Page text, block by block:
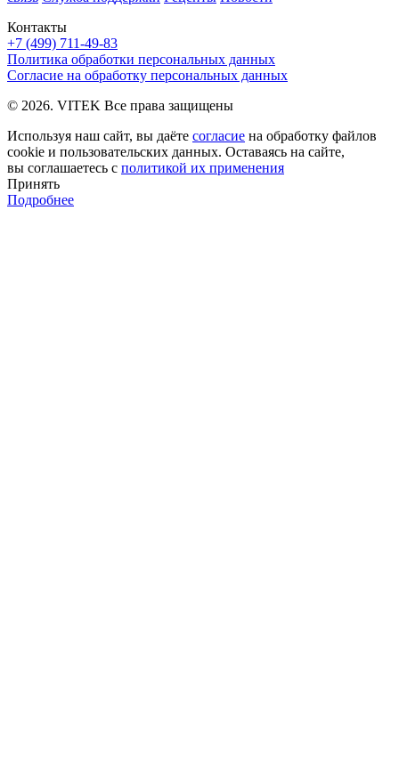
Контакты
+7 (499) 711-49-83
Политика обработки персональных данных
Согласие на обработку персональных данных
© 2026. VITEK Все права защищены
Используя наш сайт, вы даёте согласие на обработку файлов
cookie и пользовательских данных. Оставаясь на сайте,
вы соглашаетесь с политикой их применения
Принять
Подробнее